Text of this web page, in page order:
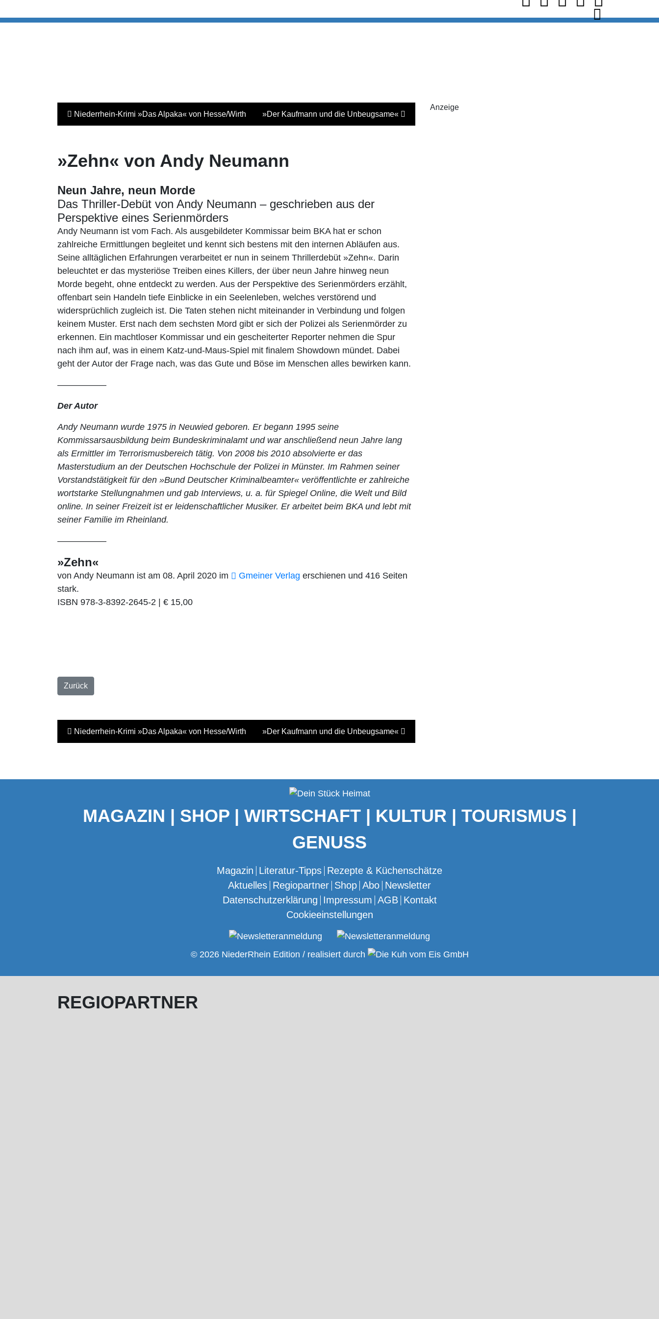
Niederrhein-Krimi »Das Alpaka« von Hesse/Wirth »Der Kaufmann und die Unbeugsame«
»Zehn« von Andy Neumann
Neun Jahre, neun Morde
Das Thriller-Debüt von Andy Neumann – geschrieben aus der
Perspektive eines Serienmörders
Andy Neumann ist vom Fach. Als ausgebildeter Kommissar beim BKA hat er schon
zahlreiche Ermittlungen begleitet und kennt sich bestens mit den internen Abläufen aus.
Seine alltäglichen Erfahrungen verarbeitet er nun in seinem Thrillerdebüt »Zehn«. Darin
beleuchtet er das mysteriöse Treiben eines Killers, der über neun Jahre hinweg neun
Morde begeht, ohne entdeckt zu werden. Aus der Perspektive des Serienmörders erzählt,
offenbart sein Handeln tiefe Einblicke in ein Seelenleben, welches verstörend und
widersprüchlich zugleich ist. Die Taten stehen nicht miteinander in Verbindung und folgen
keinem Muster. Erst nach dem sechsten Mord gibt er sich der Polizei als Serienmörder zu
erkennen. Ein machtloser Kommissar und ein gescheiterter Reporter nehmen die Spur
nach ihm auf, was in einem Katz-und-Maus-Spiel mit finalem Showdown mündet. Dabei
geht der Autor der Frage nach, was das Gute und Böse im Menschen alles bewirken kann.
––––––––––
Der Autor
Andy Neumann wurde 1975 in Neuwied geboren. Er begann 1995 seine
Kommissarsausbildung beim Bundeskriminalamt und war anschließend neun Jahre lang
als Ermittler im Terrorismusbereich tätig. Von 2008 bis 2010 absolvierte er das
Masterstudium an der Deutschen Hochschule der Polizei in Münster. Im Rahmen seiner
Vorstandstätigkeit für den »Bund Deutscher Kriminalbeamter« veröffentlichte er zahlreiche
wortstarke Stellungnahmen und gab Interviews, u. a. für Spiegel Online, die Welt und Bild
online. In seiner Freizeit ist er leidenschaftlicher Musiker. Er arbeitet beim BKA und lebt mit
seiner Familie im Rheinland.
––––––––––
»Zehn«
von Andy Neumann ist am 08. April 2020 im Gmeiner Verlag erschienen und 416 Seiten
stark.
ISBN 978-3-8392-2645-2 | € 15,00
Zurück
Niederrhein-Krimi »Das Alpaka« von Hesse/Wirth »Der Kaufmann und die Unbeugsame«
Anzeige
MAGAZIN | SHOP | WIRTSCHAFT | KULTUR | TOURISMUS |
GENUSS
Magazin Literatur-Tipps Rezepte & Küchenschätze
Aktuelles Regiopartner Shop Abo Newsletter
Datenschutzerklärung Impressum AGB Kontakt
Cookieeinstellungen
© 2026 NiederRhein Edition / realisiert durch
REGIOPARTNER